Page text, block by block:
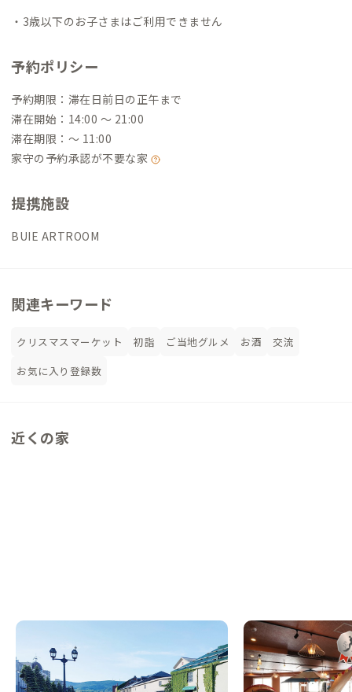
・3歳以下のお子さまはご利用できません
予約ポリシー
予約期限：滞在日前日の正午まで
滞在開始：14:00 〜 21:00
滞在期限：〜 11:00
家守の予約承認が不要な家
提携施設
BUIE ARTROOM
関連キーワード
クリスマスマーケット 初詣 ご当地グルメ お酒
交流
お気に入り登録数
近くの家
北海道 戸建て
【夜景が美しい山のふもと】小樽観光を大満
小樽B邸
北海道 ゲストハウス
【駅徒歩8分】多国籍